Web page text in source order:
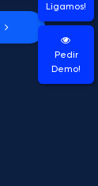
Ligamos!
Pedir
Demo!